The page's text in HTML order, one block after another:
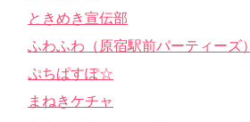
ときめき宣伝部
ふわふわ（原宿駅前パーティーズ）
ぷちぱすぽ☆
まねきケチャ